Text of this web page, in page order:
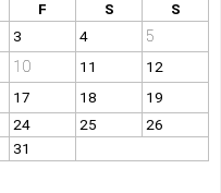
F S
S
3 4 5
10 11 12
17 18
19
24 25
26
31